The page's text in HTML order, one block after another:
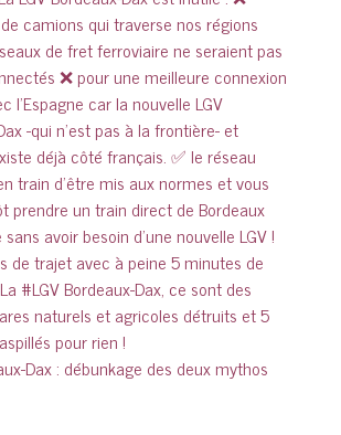
Dax : débunkage des deux mythos